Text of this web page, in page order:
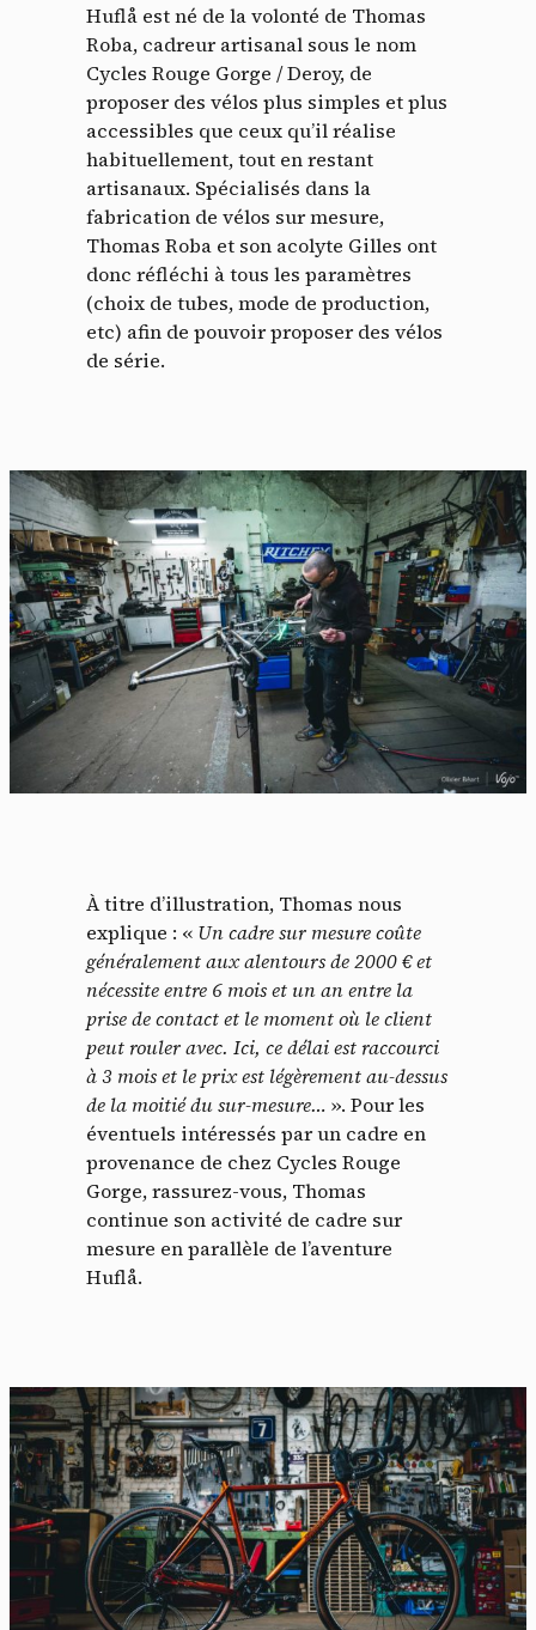
Huflå est né de la volonté de Thomas
Roba, cadreur artisanal sous le nom
Cycles Rouge Gorge / Deroy, de
proposer des vélos plus simples et plus
accessibles que ceux qu’il réalise
habituellement, tout en restant
artisanaux. Spécialisés dans la
fabrication de vélos sur mesure,
Thomas Roba et son acolyte Gilles ont
donc réfléchi à tous les paramètres
(choix de tubes, mode de production,
etc) afin de pouvoir proposer des vélos
de série.
À titre d’illustration, Thomas nous
explique : « Un cadre sur mesure coûte
généralement aux alentours de 2000 € et
nécessite entre 6 mois et un an entre la
prise de contact et le moment où le client
peut rouler avec. Ici, ce délai est raccourci
à 3 mois et le prix est légèrement au-dessus
de la moitié du sur-mesure… ». Pour les
éventuels intéressés par un cadre en
provenance de chez Cycles Rouge
Gorge, rassurez-vous, Thomas
continue son activité de cadre sur
mesure en parallèle de l’aventure
Huflå.